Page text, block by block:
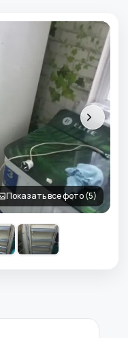
Показать все фото (5)